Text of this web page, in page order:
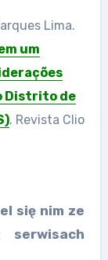
Lima.
um
Distrito de
. Revista Clio
się nim ze
serwisach